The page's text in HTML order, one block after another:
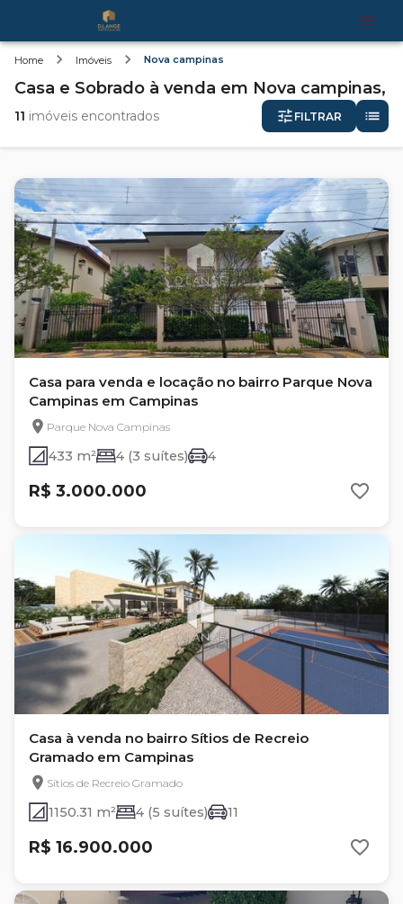
Home Imóveis Nova campinas
Casa e Sobrado à venda em Nova campinas,
11 imóveis encontrados FILTRAR
Casa para venda e locação no bairro Parque Nova
Campinas em Campinas
Parque Nova Campinas
433 m² 4 (3 suítes) 4
R$ 3.000.000
Casa à venda no bairro Sítios de Recreio
Gramado em Campinas
Sítios de Recreio Gramado
1150.31 m² 4 (5 suítes) 11
R$ 16.900.000